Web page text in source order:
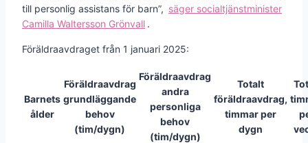
till personlig assistans för barn”, säger socialtjänstminister
Camilla Waltersson Grönvall .
Föräldraavdraget från 1 januari 2025:
Barnets
ålder
Föräldraavdrag
grundläggande
behov
(tim/dygn)
Föräldraavdrag
andra
personliga
behov
(tim/dygn)
Totalt
föräldraavdrag,
timmar per
dygn